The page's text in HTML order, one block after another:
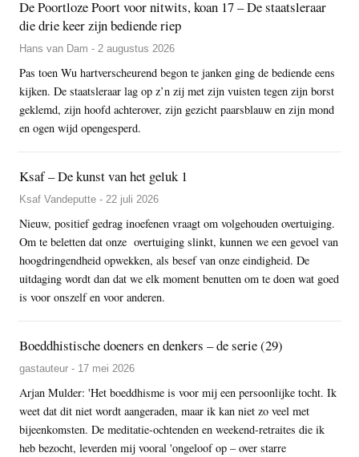
De Poortloze Poort voor nitwits, koan 17 – De staatsleraar
die drie keer zijn bediende riep
Hans van Dam - 2 augustus 2026
Pas toen Wu hartverscheurend begon te janken ging de bediende eens
kijken. De staatsleraar lag op z’n zij met zijn vuisten tegen zijn borst
geklemd, zijn hoofd achterover, zijn gezicht paarsblauw en zijn mond
en ogen wijd opengesperd.
Ksaf – De kunst van het geluk 1
Ksaf Vandeputte - 22 juli 2026
Nieuw, positief gedrag inoefenen vraagt om volgehouden overtuiging.
Om te beletten dat onze overtuiging slinkt, kunnen we een gevoel van
hoogdringendheid opwekken, als besef van onze eindigheid. De
uitdaging wordt dan dat we elk moment benutten om te doen wat goed
is voor onszelf en voor anderen.
Boeddhistische doeners en denkers – de serie (29)
gastauteur - 17 mei 2026
Arjan Mulder: 'Het boeddhisme is voor mij een persoonlijke tocht. Ik
weet dat dit niet wordt aangeraden, maar ik kan niet zo veel met
bijeenkomsten. De meditatie-ochtenden en weekend-retraites die ik
heb bezocht, leverden mij vooral 'ongeloof op – over starre